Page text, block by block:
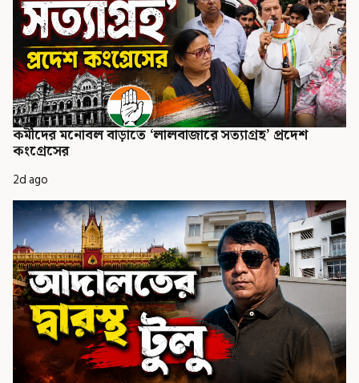
কর্মীদের মনোবল বাড়াতে ‘লালবাজারে সত্যাগ্রহ’ প্রদেশ
কংগ্রেসের
2d ago